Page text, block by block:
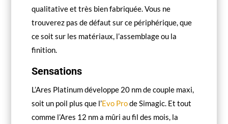
qualitative et très bien fabriquée. Vous ne
trouverez pas de défaut sur ce périphérique, que
ce soit sur les matériaux, l’assemblage ou la
finition.
Sensations
L’Ares Platinum développe 20 nm de couple maxi,
soit un poil plus que l’Evo Prode Simagic. Et tout
comme l’Ares 12 nm a mûri au fil des mois, la